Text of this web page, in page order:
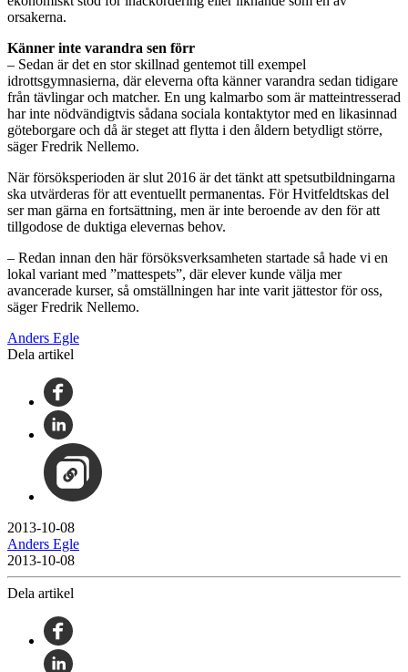
orsakerna.
Känner inte varandra sen förr
– Sedan är det en stor skillnad gentemot till exempel
idrottsgymnasierna, där eleverna ofta känner varandra sedan tidigare
från tävlingar och matcher. En ung kalmarbo som är matteintresserad
har inte nödvändigtvis sådana sociala kontaktytor med en likasinnad
göteborgare och då är steget att flytta i den åldern betydligt större,
säger Fredrik Nellemo.
När försöksperioden är slut 2016 är det tänkt att spetsutbildningarna
ska utvärderas för att eventuellt permanentas. För Hvitfeldtskas del
ser man gärna en fortsättning, men är inte beroende av den för att
tillgodose de duktiga elevernas behov.
– Redan innan den här försöksverksamheten startade så hade vi en
lokal variant med ”mattespets”, där elever kunde välja mer
avancerade kurser, så omställningen har inte varit jättestor för oss,
säger Fredrik Nellemo.
Anders Egle
Dela artikel
2013-10-08
Anders Egle
2013-10-08
Dela artikel